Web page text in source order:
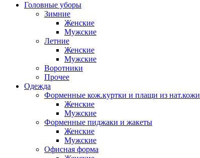
Головные уборы
Зимние
Женские
Мужские
Летние
Женские
Мужские
Воротники
Прочее
Одежда
Форменные кож.куртки и плащи из нат.кожи
Женские
Мужские
Форменные пиджаки и жакеты
Женские
Мужские
Офисная форма